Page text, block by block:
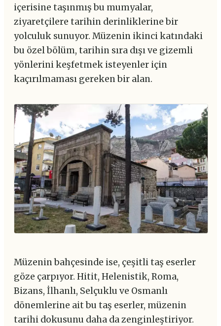
içerisine taşınmış bu mumyalar,
ziyaretçilere tarihin derinliklerine bir
yolculuk sunuyor. Müzenin ikinci katındaki
bu özel bölüm, tarihin sıra dışı ve gizemli
yönlerini keşfetmek isteyenler için
kaçırılmaması gereken bir alan.
Müzenin bahçesinde ise, çeşitli taş eserler
göze çarpıyor. Hitit, Helenistik, Roma,
Bizans, İlhanlı, Selçuklu ve Osmanlı
dönemlerine ait bu taş eserler, müzenin
tarihi dokusunu daha da zenginleştiriyor.